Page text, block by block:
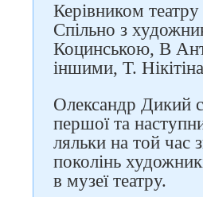
Керівником
Спільно з
Коцинською, В
іншими, Т.
Олександр Дикий
першої та
ляльки на той час
поколінь
в музеї театру.